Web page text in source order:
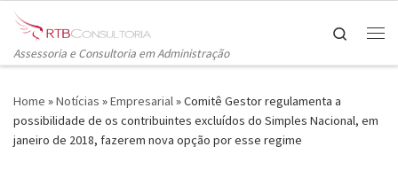
Skip to content
Assessoria e Consultoria em Administração
Search
Home »Notícias »Empresarial»Comitê Gestor regulamenta a
possibilidade de os contribuintes excluídos do Simples Nacional, em
janeiro de 2018, fazerem nova opção por esse regime